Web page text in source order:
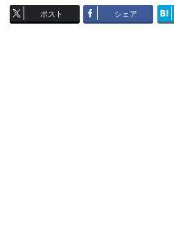
ポスト シェア